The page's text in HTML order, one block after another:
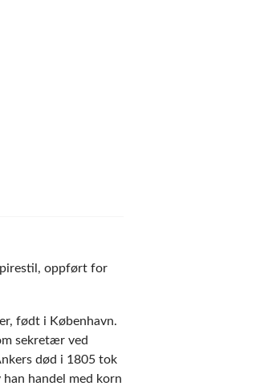
oppført for
født i København.
sekretær ved
død i 1805 tok
handel med korn